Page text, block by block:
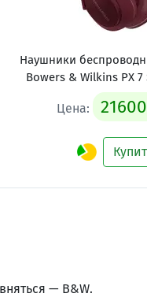
Наушники
Bowers & Wilkins PX 7
Цена:
— B&W.